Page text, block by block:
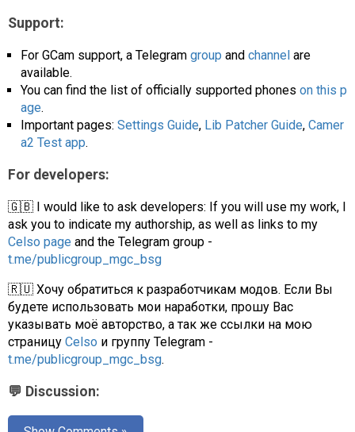
Support:
For GCam support, a Telegram group and channel are
available.
You can find the list of officially supported phones on this p
age.
Important pages: Settings Guide, Lib Patcher Guide, Camer
a2 Test app.
For developers:
🇬🇧 I would like to ask developers: If you will use my work, I
ask you to indicate my authorship, as well as links to my
Celso page and the Telegram group -
t.me/publicgroup_mgc_bsg
🇷🇺 Хочу обратиться к разработчикам модов. Если Вы
будете использовать мои наработки, прошу Вас
указывать моё авторство, а так же ссылки на мою
страницу Celso и группу Telegram -
t.me/publicgroup_mgc_bsg.
💬 Discussion: